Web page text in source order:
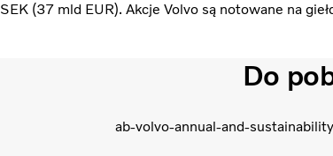
SEK (37 mld EUR). Akcje Volvo są notowane na
Do
ab-volvo-annual-and-